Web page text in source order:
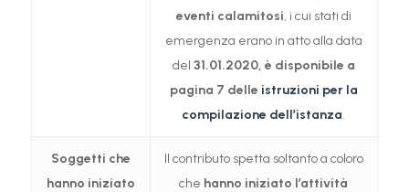
eventi calamitosi, i cui stati di
emergenza erano in atto alla data
del 31.01.2020, è disponibile a
pagina 7 delle istruzioni per la
compilazione dell’istanza.
Soggetti che
hanno iniziato
Il contributo spetta soltanto a coloro
che hanno iniziato l’attività